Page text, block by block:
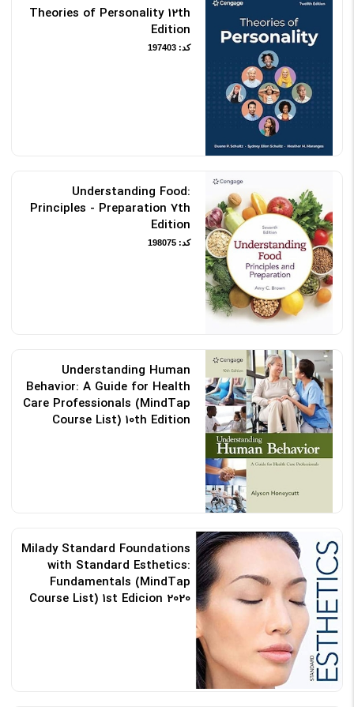
Theories of Personality 12th
Edition
کد: 197403
Understanding Food:
Principles - Preparation 7th
Edition
کد: 198075
Understanding Human
Behavior: A Guide for Health
Care Professionals (MindTap
Course List) 10th Edition
Milady Standard Foundations
with Standard Esthetics:
Fundamentals (MindTap
Course List) 1st Edicion 2020